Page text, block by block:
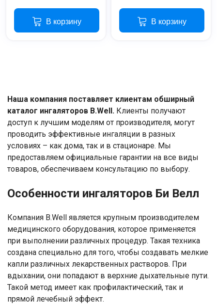
В корзину В корзину
Наша компания поставляет клиентам обширный
каталог ингаляторов B.Well. Клиенты получают
доступ к лучшим моделям от производителя, могут
проводить эффективные ингаляции в разных
условиях – как дома, так и в стационаре. Мы
предоставляем официальные гарантии на все виды
товаров, обеспечиваем консультацию по выбору.
Особенности ингаляторов Би Велл
Компания B.Well является крупным производителем
медицинского оборудования, которое применяется
при выполнении различных процедур. Такая техника
создана специально для того, чтобы создавать мелкие
капли различных лекарственных растворов. При
вдыхании, они попадают в верхние дыхательные пути.
Такой метод имеет как профилактический, так и
прямой лечебный эффект.
Номер телефона
Отправить
Нажимая на кнопку "Отправить" вы
соглашаетесь на обработку